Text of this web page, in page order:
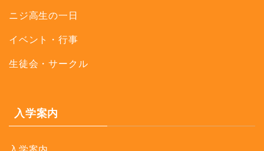
ニジ高生の一日
イベント・行事
生徒会・サークル
入学案内